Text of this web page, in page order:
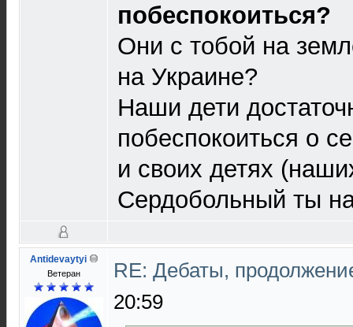
побеспокоиться?
Они с тобой на
на Украине?
Наши дети
побеспокоиться о
и своих детях
Сердобольный ты
Antidevaytyi
Ветеран
RE: Дебаты,
20:59